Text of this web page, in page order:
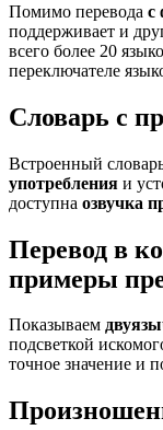
Помимо перевода с
поддерживает и
всего более 20
переключателе
Словарь с
Встроенный
употребления и
доступна озвучка
Перевод в
примеры
Показываем
подсветкой
точное значение и